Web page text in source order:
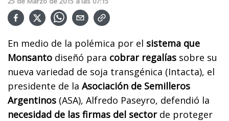
En medio de la polémica por el sistema que
Monsanto diseñó para cobrar regalías sobre su
nueva variedad de soja transgénica (Intacta), el
presidente de la Asociación de Semilleros
Argentinos (ASA), Alfredo Paseyro, defendió la
necesidad de las firmas del sectorde proteger